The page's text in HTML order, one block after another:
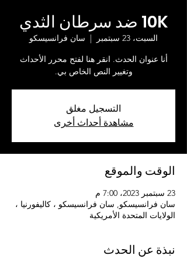
10K ضد سرطان الثدي
السبت، 23 سبتمبر
  |
سان فرانسيسكو
أنا عنوان الحدث. انقر هنا لفتح محرر الأحداث
وتغيير النص الخاص بي.
التسجيل مغلق
مشاهدة أحداث أخرى
الوقت والموقع
23 سبتمبر 2023، 7:00 م
سان فرانسيسكو, سان فرانسيسكو ، كاليفورنيا ،
الولايات المتحدة الأمريكية
نبذة عن الحدث